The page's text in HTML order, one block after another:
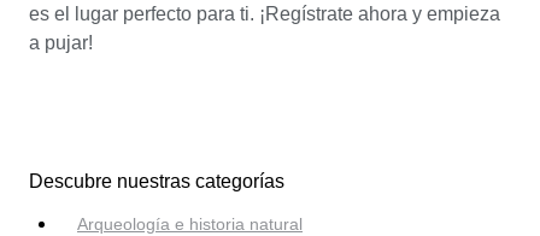
es el lugar perfecto para ti. ¡Regístrate ahora y empieza
a pujar!
Descubre nuestras categorías
Arqueología e historia natural